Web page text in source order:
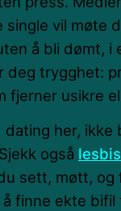
vil møte
å bli dømt, i
deg trygghet:
fjerner usikre
her, ikke
også
sett, møtt, og
finne ekte bifil